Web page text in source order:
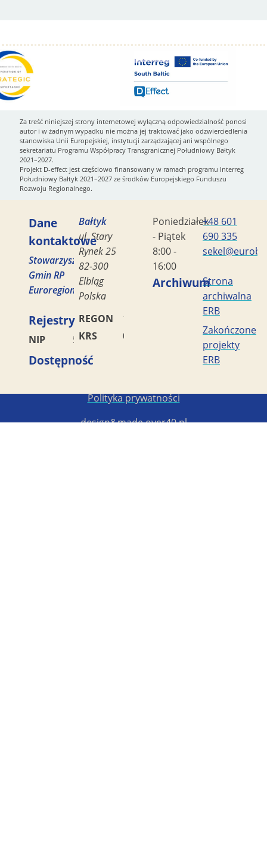
Za treść niniejszej strony internetowej wyłączną odpowiedzialność ponosi
autor i w żadnym wypadku nie można jej traktować jako odzwierciedlenia
stanowiska Unii Europejskiej, instytucji zarządzającej ani wspólnego
sekretariatu Programu Współpracy Transgranicznej Południowy Bałtyk
2021–2027.
Projekt D-effect jest częściowo finansowany w ramach programu Interreg
Południowy Bałtyk 2021–2027 ze środków Europejskiego Funduszu
Rozwoju Regionalnego.
Dane
kontaktowe
Stowarzyszenie
Gmin RP
Euroregion
Bałtyk
ul. Stary
Rynek 25
82-300
Elbląg
Polska
Rejestry
NIP 5782449856
REGON
170419477
KRS
0000042453
Dostępność
Poniedziałek
- Piątek
8:00 -
16:00
+48 601
690 335
ArchiwumStrona
archiwalna
ERB
Zakończone
projekty
ERB
Polityka prywatności
design&madeover40.pl